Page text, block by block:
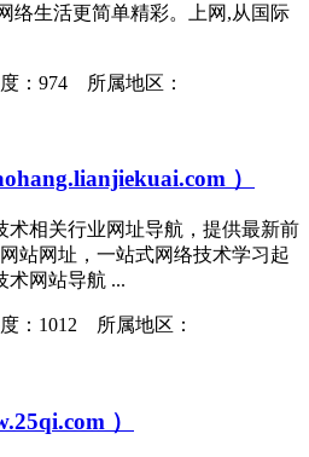
络生活更简单精彩。上网,从国际
：974 所属地区：
）
术相关行业网址导航，提供最新前
站网址，一站式网络技术学习起
术网站导航 ...
：1012 所属地区：
）